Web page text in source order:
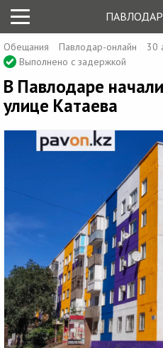
Обещания Павлодар-онлайн
30
Выполнено с задержкой
В Павлодаре
улице Катаева